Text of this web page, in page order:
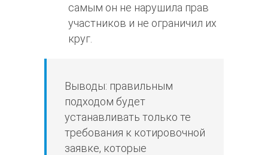
самым он не нарушила прав
участников и не ограничил их
круг.
Выводы: правильным
подходом будет
устанавливать только те
требования к котировочной
заявке, которые